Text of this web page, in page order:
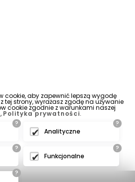
cookie, aby zapewnić lepszą wygodę
tej strony, wyrażasz zgodę na używanie
cookie zgodnie z warunkami naszej
, Polityka prywatności.
?
?
Analityczne
?
?
Funkcjonalne
?